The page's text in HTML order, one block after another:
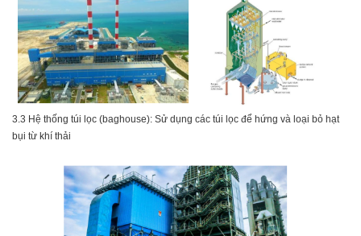
3.3 Hệ thống túi lọc (baghouse): Sử dụng các túi lọc để hứng và loại bỏ hạt
bụi từ khí thải